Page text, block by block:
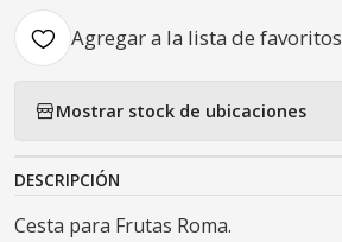
Agregar a la lista de favoritos
Mostrar stock de ubicaciones
DESCRIPCIÓN
Cesta para Frutas Roma.